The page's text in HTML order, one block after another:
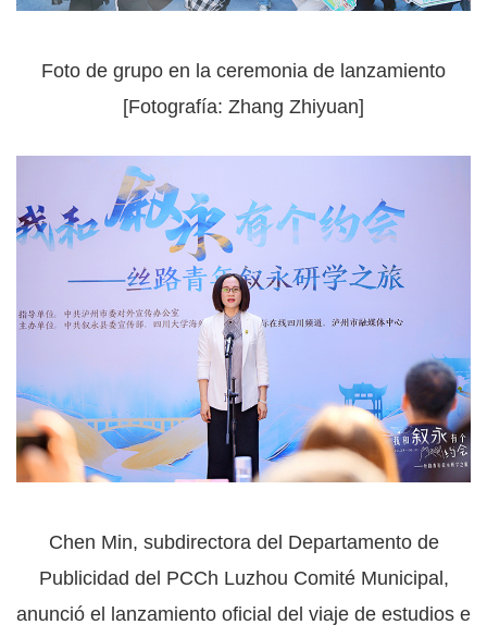
Foto de grupo en la ceremonia de lanzamiento
[Fotografía: Zhang Zhiyuan]
Chen Min, subdirectora del Departamento de
Publicidad del PCCh Luzhou Comité Municipal,
anunció el lanzamiento oficial del viaje de estudios e